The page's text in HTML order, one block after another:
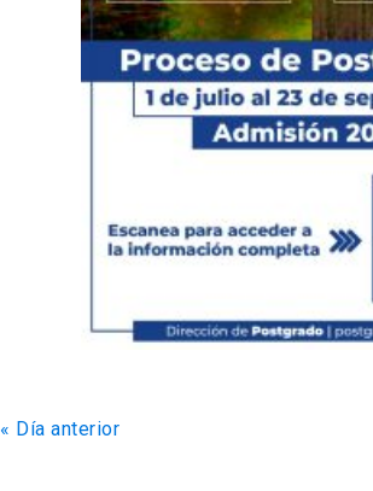
« Día anterior